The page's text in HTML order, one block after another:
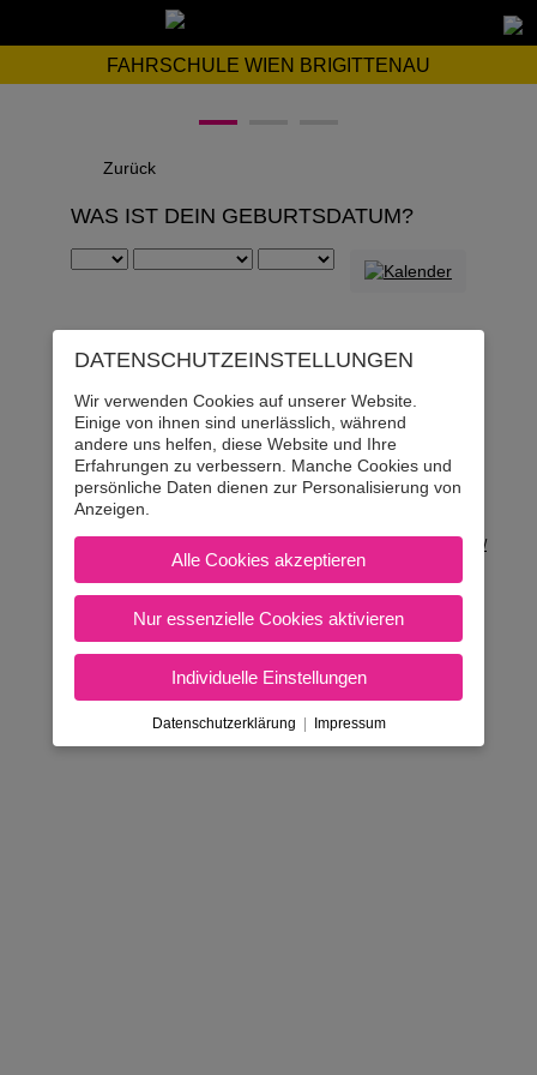
FAHRSCHULE WIEN BRIGITTENAU
Zurück
WAS IST DEIN GEBURTSDATUM?
Nicht in Österreich? Land wechseln:
DATENSCHUTZ­EINSTELLUNGEN
Wir verwenden Cookies auf unserer Website.
Einige von ihnen sind unerlässlich, während
andere uns helfen, diese Website und Ihre
Erfahrungen zu verbessern. Manche Cookies und
persönliche Daten dienen zur Personalisierung von
Anzeigen.
Alle Cookies akzeptieren
Nur essenzielle Cookies aktivieren
Individuelle Einstellungen
Datenschutzerklärung | Impressum